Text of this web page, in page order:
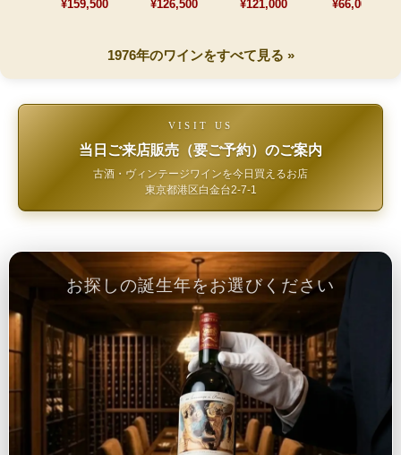
¥159,500 ¥126,500 ¥121,000 ¥66,000
1976年のワインをすべて見る »
VISIT US
当日ご来店販売（要ご予約）のご案内
古酒・ヴィンテージワインを今日買えるお店
東京都港区白金台2-7-1
お探しの誕生年をお選びください